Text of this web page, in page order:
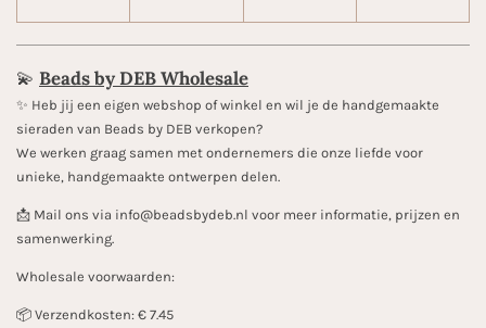
💫 Beads by DEB Wholesale
✨️ Heb jij een eigen webshop of winkel en wil je de handgemaakte
sieraden van Beads by DEB verkopen?
We werken graag samen met ondernemers die onze liefde voor
unieke, handgemaakte ontwerpen delen.
📩 Mail ons via info@beadsbydeb.nl voor meer informatie, prijzen en
samenwerking.
Wholesale voorwaarden:
📦 Verzendkosten: € 7.45